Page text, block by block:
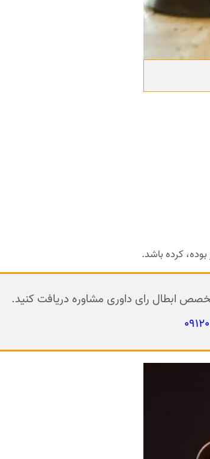
کرده باشد.
ابطال رای داوری مشاوره دریافت کنید.